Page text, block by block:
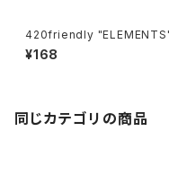
420friendly "ELEMENTS"
ローリングチップ フィルター 手
巻き・ジョイント
¥168
同じカテゴリの商品